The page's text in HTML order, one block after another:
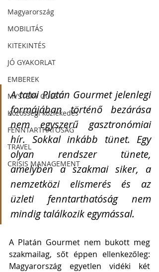
Magyarország
MOBILITÁS
KITEKINTÉS
JÓ GYAKORLAT
EMBEREK
MYSTERY GUEST
Közösségi közlekedés
FENNTARTHATÓSÁG
TRAVEL
CRISIS MANAGEMENT
A tatai Platán Gourmet jelenlegi
formájában történő bezárása
nem egyszerű gasztronómiai
hír. Sokkal inkább tünet. Egy
olyan rendszer tünete,
amelyben a szakmai siker, a
nemzetközi elismerés és az
üzleti fenntarthatóság nem
mindig találkozik egymással.
A Platán Gourmet nem bukott meg
szakmailag, sőt éppen ellenkezőleg:
Magyarország egyetlen vidéki két